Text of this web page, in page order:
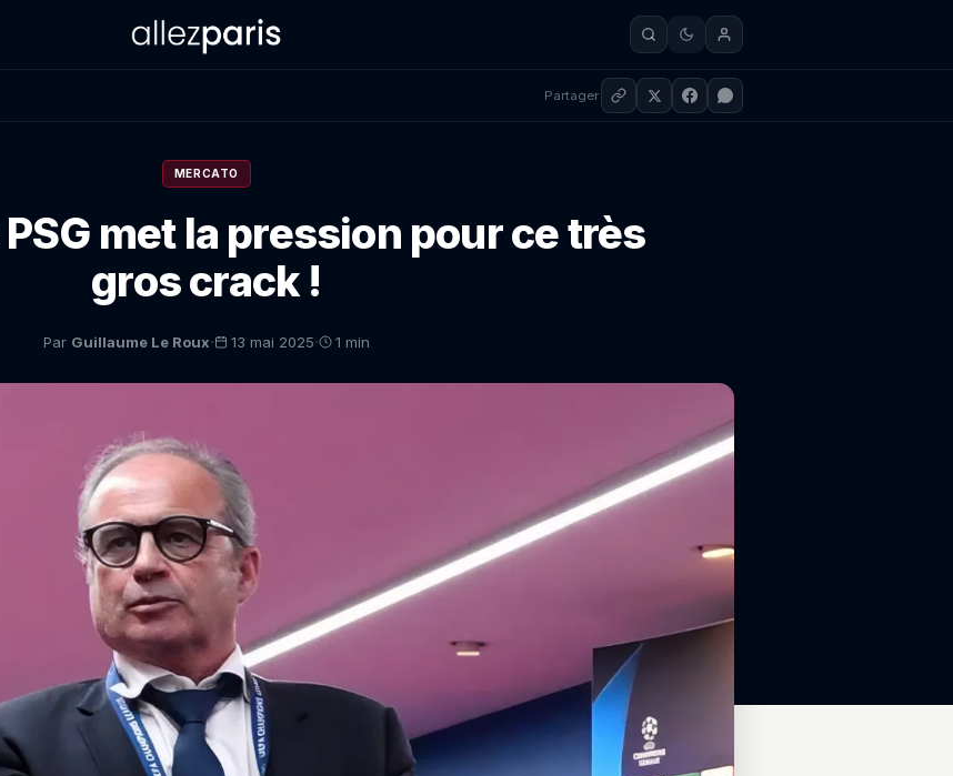
Partager
MERCATO
met la pression pour ce très
gros crack !
Par Guillaume Le Roux· 13 mai 2025· 1 min